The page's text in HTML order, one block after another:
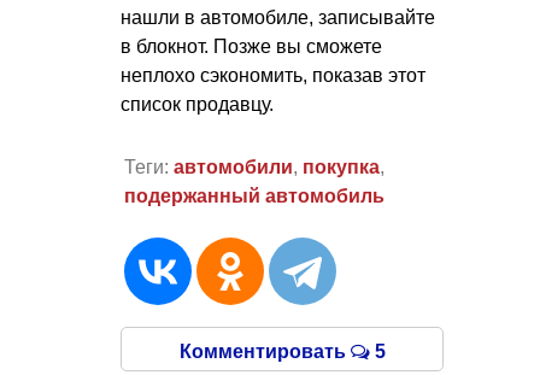
нашли в автомобиле, записывайте
в блокнот. Позже вы сможете
неплохо сэкономить, показав этот
список продавцу.
Теги: автомобили, покупка,
подержанный автомобиль
Комментировать 5